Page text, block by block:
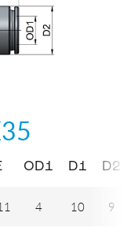
OD1 D1 D2
4 10 9